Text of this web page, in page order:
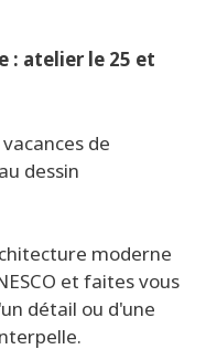
: atelier le 25 et
de
dessin
moderne
et faites vous
détail ou d'une